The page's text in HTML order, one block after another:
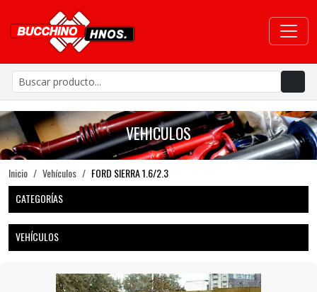
VEHICULOS
Inicio Vehículos
FORD SIERRA 1.6/2.3
CATEGORÍAS
VEHÍCULOS